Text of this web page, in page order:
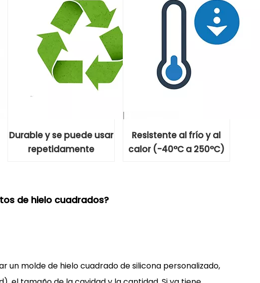
Durable y se puede usar
repetidamente
Resistente al frío y al
calor (-40°C a 250°C)
de hielo cuadrados?
un molde de hielo cuadrado de silicona personalizado,